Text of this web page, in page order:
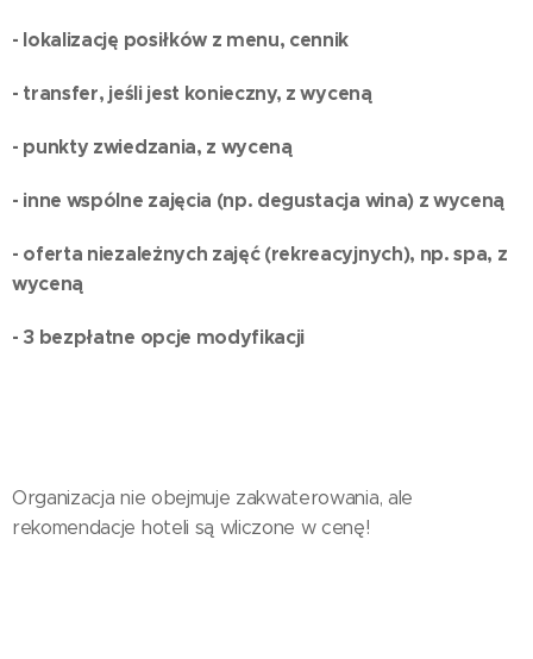
- lokalizację posiłków z menu, cennik
- transfer, jeśli jest konieczny, z wyceną
- punkty zwiedzania, z wyceną
- inne wspólne zajęcia (np. degustacja wina) z wyceną
- oferta niezależnych zajęć (rekreacyjnych), np. spa, z
wyceną
- 3 bezpłatne opcje modyfikacji
Organizacja nie obejmuje zakwaterowania, ale
rekomendacje hoteli są wliczone w cenę!